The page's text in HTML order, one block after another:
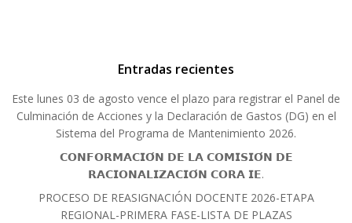
Entradas recientes
Este lunes 03 de agosto vence el plazo para registrar el Panel de
Culminación de Acciones y la Declaración de Gastos (DG) en el
Sistema del Programa de Mantenimiento 2026.
𝗖𝗢𝗡𝗙𝗢𝗥𝗠𝗔𝗖𝗜𝗢́𝗡 𝗗𝗘 𝗟𝗔 𝗖𝗢𝗠𝗜𝗦𝗜𝗢́𝗡 𝗗𝗘
𝗥𝗔𝗖𝗜𝗢𝗡𝗔𝗟𝗜𝗭𝗔𝗖𝗜𝗢́𝗡 𝗖𝗢𝗥𝗔 𝗜𝗘.
PROCESO DE REASIGNACIÓN DOCENTE 2026-ETAPA
REGIONAL-PRIMERA FASE-LISTA DE PLAZAS